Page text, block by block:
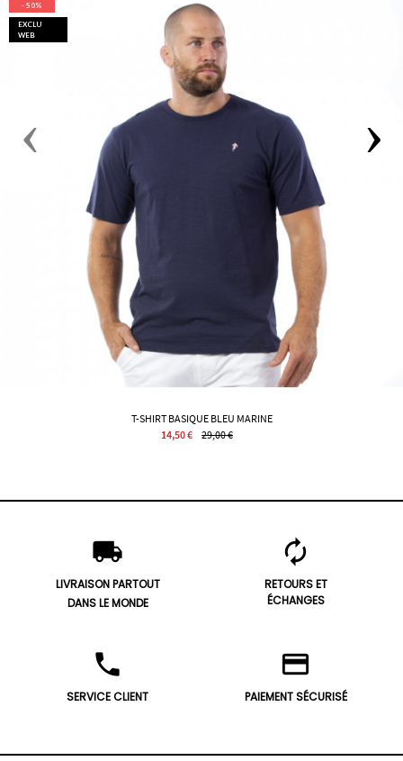
EXCLU
WEB
T-SHIRT BASIQUE BLEU MARINE
- 50%
14,50 € 29,00 €
local_shipping
LIVRAISON PARTOUT
DANS LE MONDE
autorenew
RETOURS ET
ÉCHANGES
phone
SERVICE CLIENT
credit_card
PAIEMENT SÉCURISÉ